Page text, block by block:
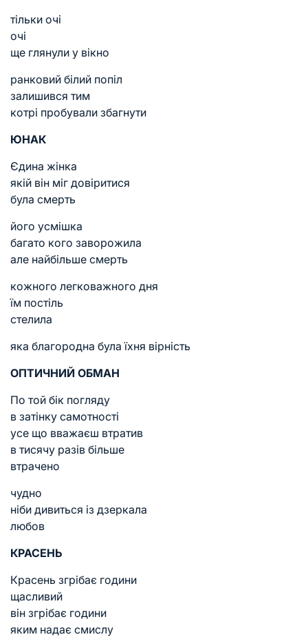
тільки очі
очі
ще глянули у вікно
ранковий білий попіл
залишився тим
котрі пробували збагнути
ЮНАК
Єдина жінка
якій він міг довіритися
була смерть
його усмішка
багато кого заворожила
але найбільше смерть
кожного легковажного дня
їм постіль
стелила
яка благородна була їхня вірність
ОПТИЧНИЙ ОБМАН
По той бік погляду
в затінку самотності
усе що вважаєш втратив
в тисячу разів більше
втрачено
чудно
ніби дивиться із дзеркала
любов
КРАСЕНЬ
Красень згрібає години
щасливий
він згрібає години
яким надає смислу